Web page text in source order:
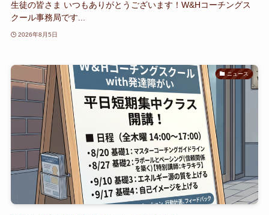
生徒の皆さま いつもありがとうございます！W&Hコーチングス
クール事務局です...
2026年8月5日
ニュース